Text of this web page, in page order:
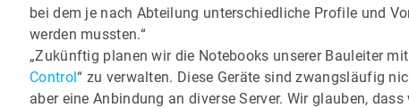
bei dem je nach Abteilung unterschiedliche Profile und
werden mussten.“
„Zukünftig planen wir die Notebooks unserer Bauleiter
Control“ zu verwalten. Diese Geräte sind zwangsläufig
aber eine Anbindung an diverse Server. Wir glauben,